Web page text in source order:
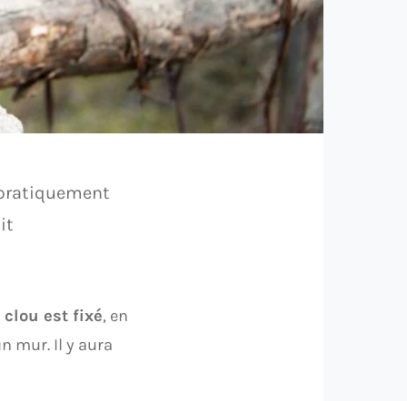
est fixé, en
mur. Il y aura